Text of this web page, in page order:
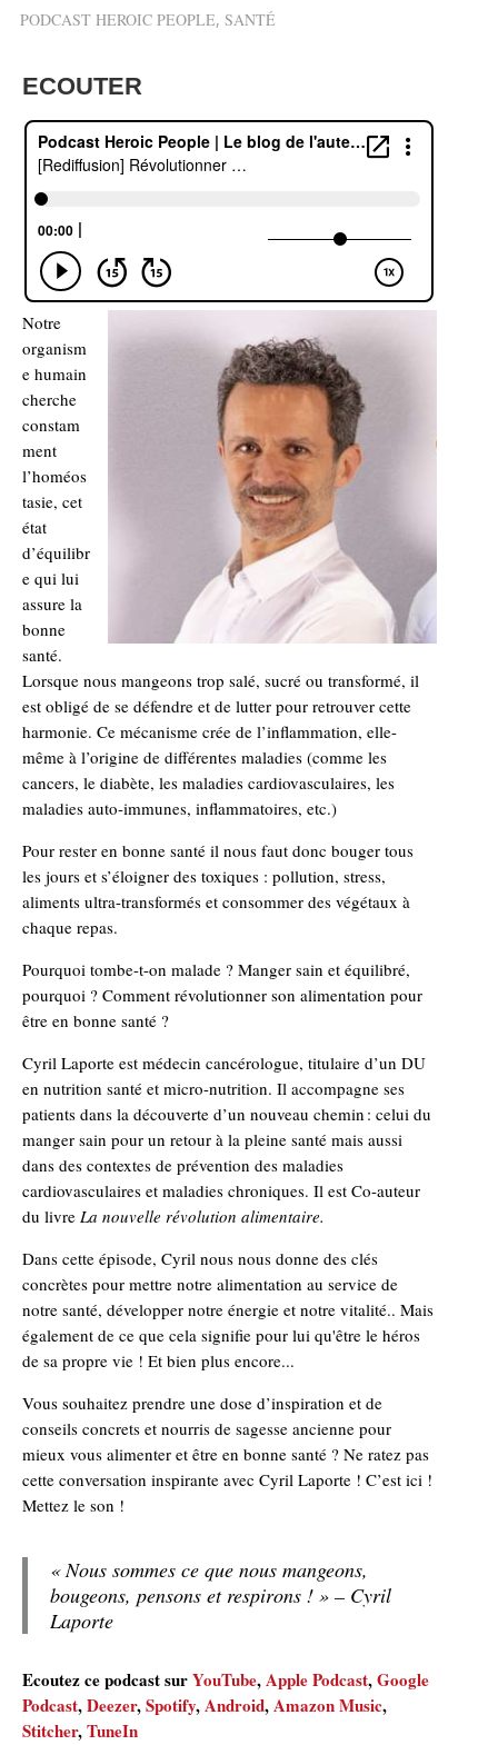
PODCAST HEROIC PEOPLE,SANTÉ
ECOUTER
Notre
organism
e humain
cherche
constam
ment
l’homéos
tasie, cet
état
d’équilibr
e qui lui
assure la
bonne
santé.
Lorsque nous mangeons trop salé, sucré ou transformé, il
est obligé de se défendre et de lutter pour retrouver cette
harmonie. Ce mécanisme crée de l’inflammation, elle-
même à l’origine de différentes maladies (comme les
cancers, le diabète, les maladies cardiovasculaires, les
maladies auto-immunes, inflammatoires, etc.)
Pour rester en bonne santé il nous faut donc bouger tous
les jours et s’éloigner des toxiques : pollution, stress,
aliments ultra-transformés et consommer des végétaux à
chaque repas.
Pourquoi tombe-t-on malade ? Manger sain et équilibré,
pourquoi ? Comment révolutionner son alimentation pour
être en bonne santé ?
Cyril Laporte est médecin cancérologue, titulaire d’un DU
en nutrition santé et micro-nutrition. Il accompagne ses
patients dans la découverte d’un nouveau chemin : celui du
manger sain pour un retour à la pleine santé mais aussi
dans des contextes de prévention des maladies
cardiovasculaires et maladies chroniques. Il est Co-auteur
du livreLa nouvelle révolution alimentaire.
Dans cette épisode, Cyril nous nous donne des clés
concrètes pour mettre notre alimentation au service de
notre santé, développer notre énergie et notre vitalité.. Mais
également de ce que cela signifie pour lui qu'être le héros
de sa propre vie ! Et bien plus encore...
Vous souhaitez prendre une dose d’inspiration et de
conseils concrets et nourris de sagesse ancienne pour
mieux vous alimenter et être en bonne santé ? Ne ratez pas
cette conversation inspirante avec Cyril Laporte ! C’est ici !
Mettez le son !
« Nous sommes ce que nous mangeons,
bougeons, pensons et respirons ! » – Cyril
Laporte
Ecoutez ce podcast surYouTube,Apple Podcast,Google
Podcast,Deezer,Spotify,Android,Amazon Music,
Stitcher,TuneIn